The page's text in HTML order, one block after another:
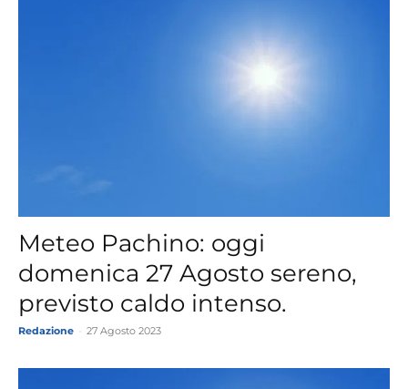
Meteo Pachino: oggi
domenica 27 Agosto sereno,
previsto caldo intenso.
Redazione 27 Agosto 2023